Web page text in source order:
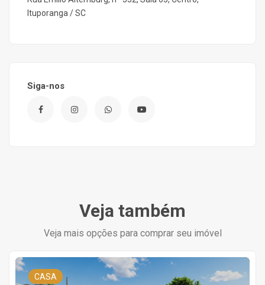
Ituporanga / SC
Siga-nos
Veja também
Veja mais opções para comprar seu imóvel
CASA